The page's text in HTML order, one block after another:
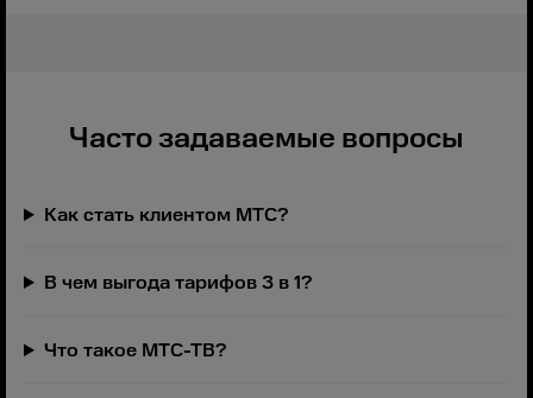
Часто задаваемые вопросы
Как стать клиентом МТС?
В чем выгода тарифов 3 в 1?
Что такое МТС-ТВ?